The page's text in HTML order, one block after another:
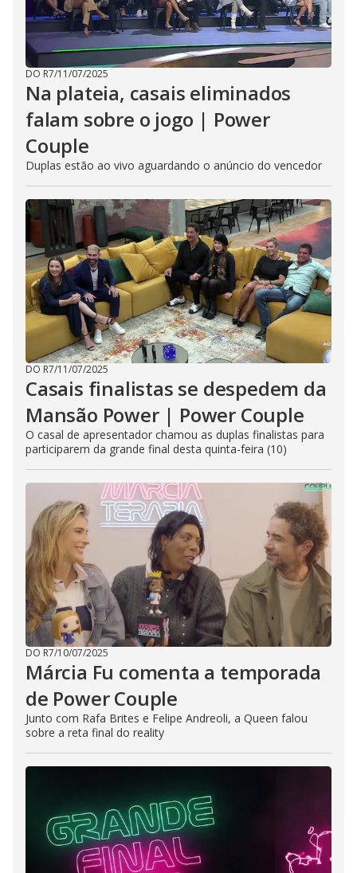
DO R7/11/07/2025
Na plateia, casais eliminados
falam sobre o jogo | Power
Couple
Duplas estão ao vivo aguardando o anúncio do vencedor
DO R7/11/07/2025
Casais finalistas se despedem da
Mansão Power | Power Couple
O casal de apresentador chamou as duplas finalistas para
participarem da grande final desta quinta-feira (10)
DO R7/10/07/2025
Márcia Fu comenta a temporada
de Power Couple
Junto com Rafa Brites e Felipe Andreoli, a Queen falou
sobre a reta final do reality